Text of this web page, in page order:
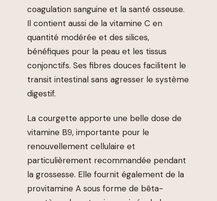
coagulation sanguine et la santé osseuse.
Il contient aussi de la vitamine C en
quantité modérée et des silices,
bénéfiques pour la peau et les tissus
conjonctifs. Ses fibres douces facilitent le
transit intestinal sans agresser le système
digestif.
La courgette apporte une belle dose de
vitamine B9, importante pour le
renouvellement cellulaire et
particulièrement recommandée pendant
la grossesse. Elle fournit également de la
provitamine A sous forme de bêta-